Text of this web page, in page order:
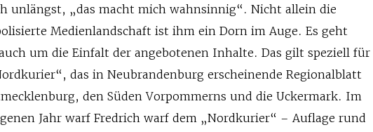
unlängst, „das macht mich wahnsinnig“. Nicht allein die
Medienlandschaft ist ihm ein Dorn im Auge. Es geht
um die Einfalt der angebotenen Inhalte. Das gilt speziell für
das in Neubrandenburg erscheinende Regionalblatt
den Süden Vorpommerns und die Uckermark. Im
Jahr warf Fredrich warf dem „Nordkurier“ – Auflage rund